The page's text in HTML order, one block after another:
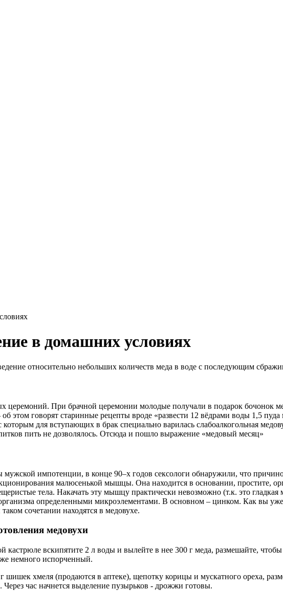
в домашних условиях
относительно небольших количеств меда в воде с последующим
церемоний. При брачной церемонии молодые получали в подарок бочонок
этом говорят старинные рецепты вроде «развести 12 вёдpами воды 1,5
для вступающих в брак специально варилась слабоалкогольная
пить не дозволялось. Отсюда и пошло выражение «медовый месяц»
импотенции, в конце 90–х годов сексологи обнаружили, что
малюсенькой мышцы. Она находится в основании, простите,
тела. Накачать эту мышцу практически невозможно (т.к. это гладкая
определенными микроэлементами. В основном – цинком. Как вы
сочетании находятся в медовухе.
медовухи
кастрюле вскипятите 2 л воды и вылейте в нее 300 г меда, размешайте,
немного испорченный.
хмеля (продаются в аптеке), щепотку корицы и мускатного ореха,
час начнется выделение пузырьков - дрожжи готовы.